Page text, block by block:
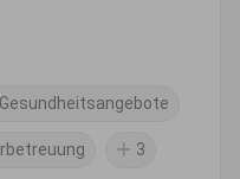
Gesundheitsangebote
3